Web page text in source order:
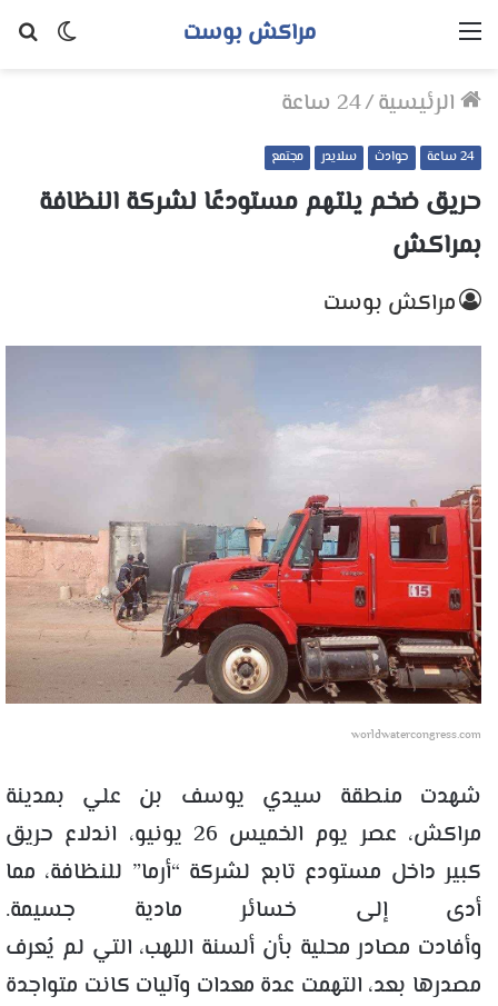
الوضع
مراكش بوست القائمة
الرئيسية/24 ساعة
24 ساعة حوادث سلايدر مجتمع
حريق ضخم يلتهم مستودعًا لشركة النظافة
بمراكش
مراكش بوست
worldwatercongress.com
شهدت منطقة سيدي يوسف بن علي بمدينة
مراكش، عصر يوم الخميس 26 يونيو، اندلاع حريق
كبير داخل مستودع تابع لشركة “أرما” للنظافة، مما
أدى إلى خسائر مادية جسيمة.
وأفادت مصادر محلية بأن ألسنة اللهب، التي لم يُعرف
مصدرها بعد، التهمت عدة معدات وآليات كانت متواجدة